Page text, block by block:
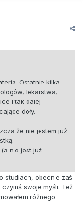
Ostatnie kilka
lekarstwa,
i tak dalej.
doły.
że nie jestem już
nie jest już
studiach, obecnie zaś
swoje myśli. Też
różnego